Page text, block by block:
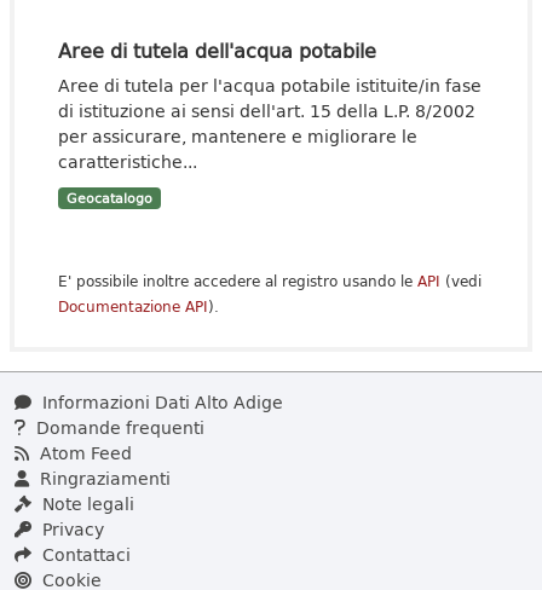
Aree di tutela dell'acqua potabile
Aree di tutela per l'acqua potabile istituite/in fase
di istituzione ai sensi dell'art. 15 della L.P. 8/2002
per assicurare, mantenere e migliorare le
caratteristiche...
Geocatalogo
E' possibile inoltre accedere al registro usando le API (vedi
Documentazione API).
Informazioni Dati Alto Adige
Domande frequenti
Atom Feed
Ringraziamenti
Note legali
Privacy
Contattaci
Cookie